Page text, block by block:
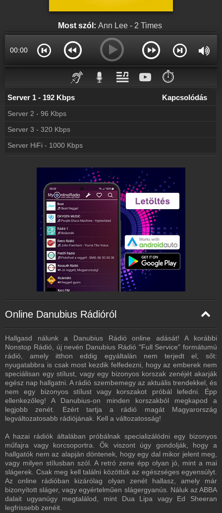
Rádió beágyazás
Online rádió készítés
Készítés lépésről lépésre
Most szól: Ann Lee - 2 Times
00:00
⏱️
Server 1 - 192 Kbps Kapcsolódás
Server 2 - 96 Kbps
Server 3 - 320 Kbps
Server HiFi - 1000 Kbps
Online Danubius Rádióról
Hallgasd nálunk a Danubius Rádió online adását! A korábbi
Nonstop Rádió, új nevén Danubius Rádió "Full Service" formátumú
rádió, amely itthon eddig egyáltalán nem terjedt el, sőt:
nyugatabbra is csak most kezdik felfedezni, hogy az emberek nem
speciálisan egy stílust, vagy egy bizonyos korszak zenéjét akarják
egész nap hallgatni. A rádió szembemegy az aktuális trendekkel, és
nem egy bizonyos stílust vagy korszakot próbál lefedni. Épp
ellenkezőleg! A Danubius-on minden korszakból megkapod a
legjobb zenét. Ezért tartja a rádió magát Magyarország
legváltozatosabb rádiójának. Kell a változatosság!
A hazai rádiók általában próbálnak specializálódni egy bizonyos
műfajra vagy korcsoportra. Ők viszont úgy gondolják, hogy a
hallgatók nem az alapján döntenek, hogy egy dal mikor jelent meg,
vagy milyen stílusban szól. A retró zene épp olyan jó, mint a mai
slágerek. Csak meg kell találni közöttük az egészséges egyensúlyt.
Az online rádióban kizárólag olyan zenét hallasz, amely már
bizonyított sláger, vagy egyértelműen slágergyanús. Náluk az ABBA
dalait ugyanúgy megtalálod, mint Dua Lipa vagy Ed Sheeran
legfrissebb zenéit.